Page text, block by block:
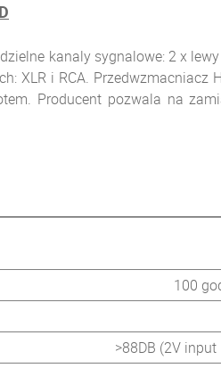
kanaly sygnalowe: 2 x
XLR i RCA.
Producent pozwala na
100
>88DB (2V input